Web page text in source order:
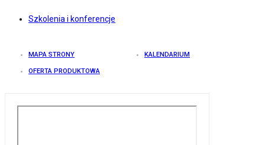
Szkolenia i konferencje
MAPA STRONY KALENDARIUM
OFERTA PRODUKTOWA